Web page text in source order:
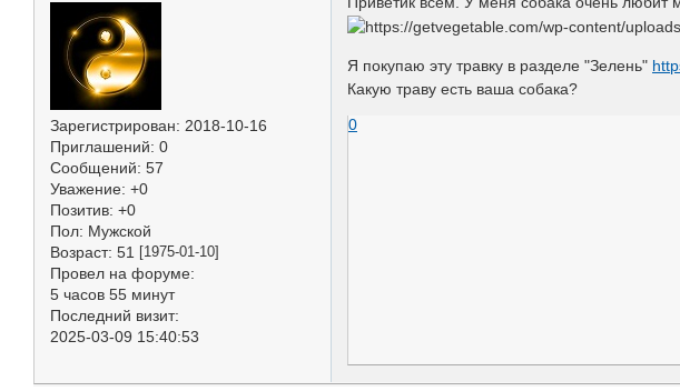
Зарегистрирован: 2018-10-16
Приглашений: 0
Сообщений: 57
Уважение: +0
Позитив: +0
Пол: Мужской
Возраст: 51 [1975-01-10]
Провел на форуме:
5 часов 55 минут
Последний визит:
2025-03-09 15:40:53
Я покупаю эту травку в разделе "Зелень"
Какую траву есть ваша собака?
0